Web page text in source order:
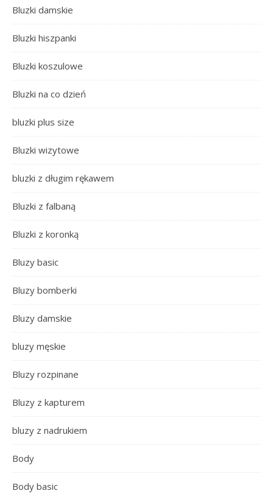
Bluzki damskie
Bluzki hiszpanki
Bluzki koszulowe
Bluzki na co dzień
bluzki plus size
Bluzki wizytowe
bluzki z długim rękawem
Bluzki z falbaną
Bluzki z koronką
Bluzy basic
Bluzy bomberki
Bluzy damskie
bluzy męskie
Bluzy rozpinane
Bluzy z kapturem
bluzy z nadrukiem
Body
Body basic